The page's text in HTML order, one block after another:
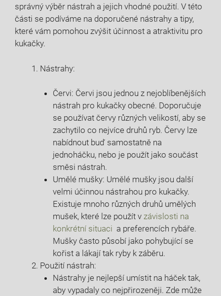
správný výběr ‌nástrah a jejich vhodné použití. V ⁢této
⁢části se podíváme na‍ doporučené ⁢nástrahy a tipy,
které vám ‌pomohou zvýšit účinnost a atraktivitu pro
kukačky.
Nástrahy:
Červi: Červi jsou jednou z nejoblíbenějších
nástrah pro‍ kukačky obecné. Doporučuje
se používat‍ červy různých velikostí, aby se‍
zachytilo co nejvíce druhů ryb. Červy lze
‍nabídnout​ buď samostatně na
jednoháčku, nebo je použít jako součást
směsi nástrah.
Umělé mušky: Umělé mušky jsou další
velmi účinnou nástrahou pro kukačky.⁣
Existuje mnoho různých druhů umělých
mušek, které ‍lze použít v závislosti na
konkrétní situaci ⁢ a preferencích rybáře.
Mušky často působí jako pohybující se
kořist a lákají tak ryby ​k záběru.
Použití ⁢nástrah:
Nástrahy je nejlepší ​umístit ‍na háček tak,
aby​ vypadaly co nejpřirozeněji. Zde může​